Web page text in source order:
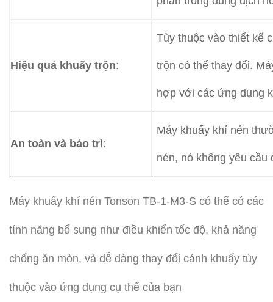
Hiệu quả khuấy trộn:
Tùy thuộc vào thiết kế
trộn có thể thay đổi.
hợp với các ứng dụng
An toàn và bảo trì:
Máy khuấy khí nén
nén, nó không yêu
Máy khuấy khí nén Tonson TB-1-M3-S có thể có các
tính năng bổ sung như điều khiển tốc độ, khả năng
chống ăn mòn, và dễ dàng thay đổi cánh khuấy tùy
thuộc vào ứng dụng cụ thể của bạn